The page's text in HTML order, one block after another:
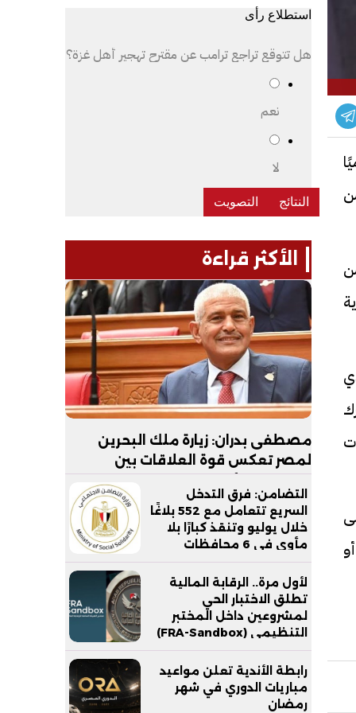
استطلاع رأى
هل تتوقع تراجع ترامب عن مقترح تهجير أهل غزة؟
نعم
لا
الأكثر قراءة
مصطفى بدران: زيارة ملك البحرين
لمصر تعكس قوة العلاقات بين
البلدين.. والأمن القومي الخليجي جزء
لا يتجزأ من الأمن القومي المصري
التضامن: فرق التدخل
السريع تتعامل مع 552 بلاغًا
خلال يوليو وتنقذ كبارًا بلا
مأوى في 6 محافظات
لأول مرة.. الرقابة المالية
تطلق الاختبار الحي
لمشروعين داخل المختبر
التنظيمي (FRA-Sandbox)
رابطة الأندية تعلن مواعيد
مباريات الدوري في شهر
رمضان